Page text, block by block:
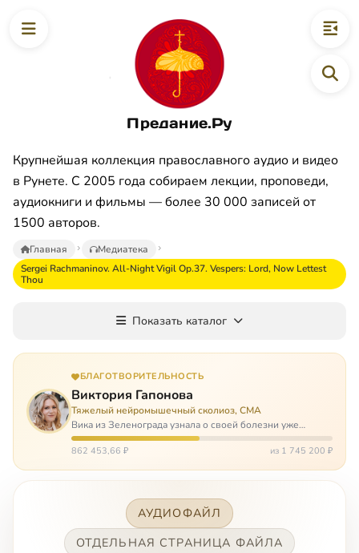
Предание.Ру
Крупнейшая коллекция православного аудио и видео
в Рунете. С 2005 года собираем лекции, проповеди,
аудиокниги и фильмы — более 30 000 записей от
1500 авторов.
Главная
Медиатека
Sergei Rachmaninov. All-Night Vigil Op.37. Vespers: Lord, Now Lettest
Thou
Показать каталог
БЛАГОТВОРИТЕЛЬНОСТЬ
Виктория Гапонова
Тяжелый нейромышечный сколиоз, СМА
Вика из Зеленограда узнала о своей болезни уже
будучи в сознательном возрасте. Ей пришлось
привыкать к инвалидной коляске и сильнейшему
862 453,66 ₽ из 1 745 200 ₽
АУДИОФАЙЛ
ОТДЕЛЬНАЯ СТРАНИЦА ФАЙЛА